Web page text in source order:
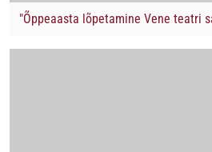
"Õppeaasta lõpetamine Vene teatri